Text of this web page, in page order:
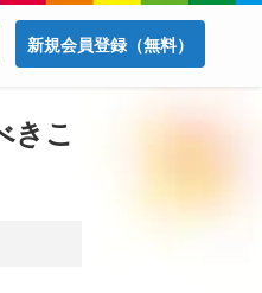
新規会員登録（無料）
きこ